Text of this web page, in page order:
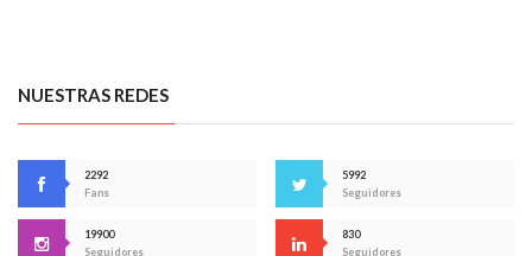
NUESTRAS REDES
2292
Fans
5992
Seguidores
19900
Seguidores
830
Seguidores